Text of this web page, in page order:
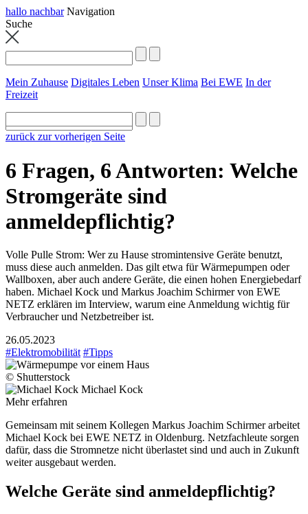
hallo nachbar Navigation
Suche
Mein Zuhause Digitales Leben Unser Klima Bei EWE In der
Freizeit
zurück zur vorherigen Seite
6 Fragen, 6 Antworten: Welche
Stromgeräte sind
anmeldepflichtig?
Volle Pulle Strom: Wer zu Hause stromintensive Geräte benutzt,
muss diese auch anmelden. Das gilt etwa für Wärmepumpen oder
Wallboxen, aber auch andere Geräte, die einen hohen Energiebedarf
haben. Michael Kock und Markus Joachim Schirmer von EWE
NETZ erklären im Interview, warum eine Anmeldung wichtig für
Verbraucher und Netzbetreiber ist.
26.05.2023
#Elektromobilität #Tipps
© Shutterstock
Michael Kock
Mehr erfahren
Gemeinsam mit seinem Kollegen Markus Joachim Schirmer arbeitet
Michael Kock bei EWE NETZ in Oldenburg. Netzfachleute sorgen
dafür, dass die Stromnetze nicht überlastet sind und auch in Zukunft
weiter ausgebaut werden.
Welche Geräte sind anmeldepflichtig?